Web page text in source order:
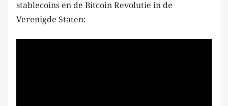
stablecoins en de Bitcoin Revolutie in de
Verenigde Staten: